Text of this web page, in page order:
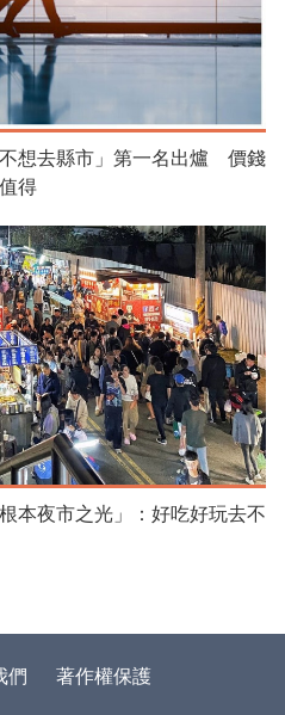
想去縣市」第一名出爐 價錢
得
本夜市之光」：好吃好玩去不
們 著作權保護